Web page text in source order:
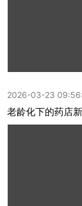
2026-03-23
老龄化下的药店